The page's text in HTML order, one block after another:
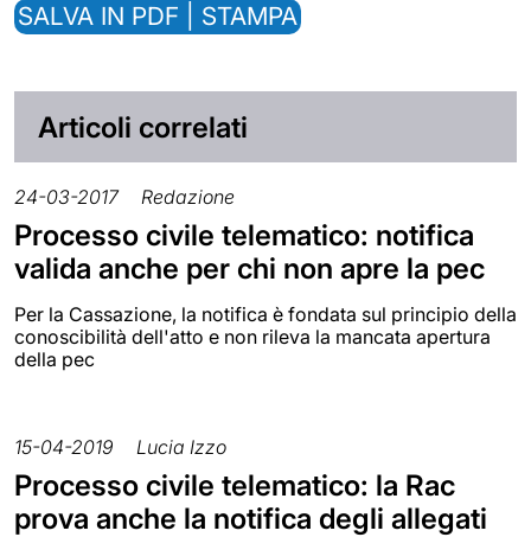
SALVA IN PDF | STAMPA
Articoli correlati
24-03-2017 Redazione
Processo civile telematico: notifica
valida anche per chi non apre la pec
Per la Cassazione, la notifica è fondata sul principio della
conoscibilità dell'atto e non rileva la mancata apertura
della pec
15-04-2019 Lucia Izzo
Processo civile telematico: la Rac
prova anche la notifica degli allegati